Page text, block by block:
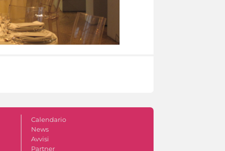
Calendario
News
Avvisi
Partner